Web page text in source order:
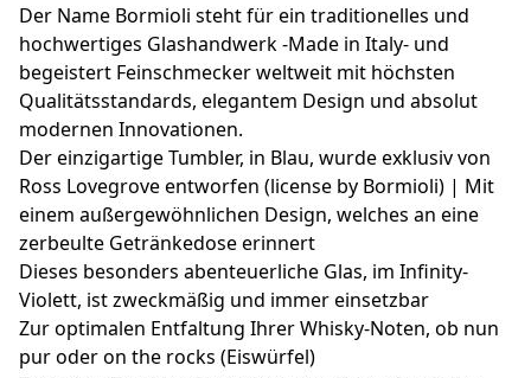
Der Name Bormioli steht für ein traditionelles und
hochwertiges Glashandwerk -Made in Italy- und
begeistert Feinschmecker weltweit mit höchsten
Qualitätsstandards, elegantem Design und absolut
modernen Innovationen.
Der einzigartige Tumbler, in Blau, wurde exklusiv von
Ross Lovegrove entworfen (license by Bormioli) | Mit
einem außergewöhnlichen Design, welches an eine
zerbeulte Getränkedose erinnert
Dieses besonders abenteuerliche Glas, im Infinity-
Violett, ist zweckmäßig und immer einsetzbar
Zur optimalen Entfaltung Ihrer Whisky-Noten, ob nun
pur oder on the rocks (Eiswürfel)